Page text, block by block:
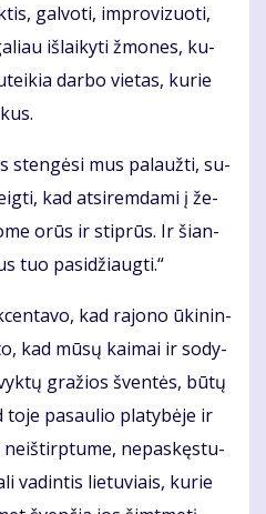
gal­vo­ti, im­pro­vi­zuo­ti,
iš­lai­ky­ti žmo­nes, ku­
dar­bo vie­tas, ku­rie
sten­gė­si mus pa­lauž­ti, su­
kad at­si­rem­da­mi į že­
orūs ir stip­rūs. Ir šian­
tuo pa­si­džiaug­ti.“
kad ra­jo­no ūki­nin­
kad mū­sų kai­mai ir so­dy­
gra­žios šven­tės, bū­tų
to­je pa­sau­lio pla­ty­bė­je ir
ne­iš­tirp­tu­me, ne­pa­skęs­tu­
va­din­tis lie­tu­viais, ku­rie